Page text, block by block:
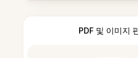
PDF 및 이미지